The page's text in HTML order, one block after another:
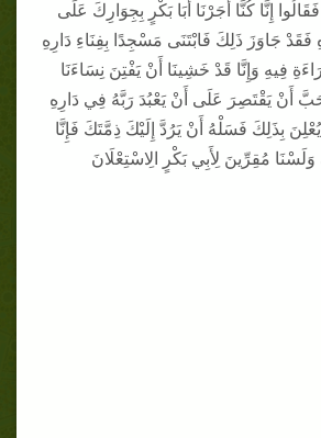
إِنَّا كُنَّا أَجَرْنَا أَبَا بَكْرٍ بِجِوَارِكَ عَلَى
فَقَدْ جَاوَزَ ذَلِكَ فَابْتَنَى مَسْجِدًا بِفِنَاءِ دَارِهِ
فِيهِ وَإِنَّا قَدْ خَشِينَا أَنْ يَفْتِنَ نِسَاءَنَا
أَحَبَّ أَنْ يَقْتَصِرَ عَلَى أَنْ يَعْبُدَ رَبَّهُ فِي دَارِهِ
بِذَلِكَ فَسَلْهُ أَنْ يَرُدَّ إِلَيْكَ ذِمَّتَكَ فَإِنَّا
مُقِرِّينَ لِأَبِي بَكْرٍ الِاسْتِعْلَانَ